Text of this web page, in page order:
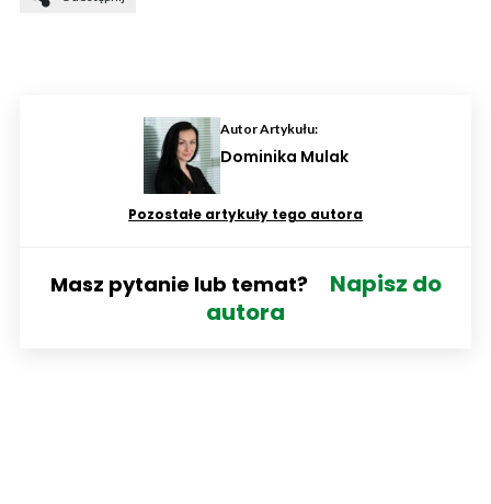
Autor Artykułu:
Dominika Mulak
Pozostałe artykuły tego autora
Masz pytanie lub temat?
Napisz do
autora